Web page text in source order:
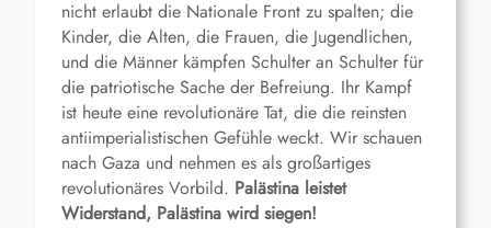
nicht erlaubt die Nationale Front zu spalten; die
Kinder, die Alten, die Frauen, die Jugendlichen,
und die Männer kämpfen Schulter an Schulter für
die patriotische Sache der Befreiung. Ihr Kampf
ist heute eine revolutionäre Tat, die die reinsten
antiimperialistischen Gefühle weckt. Wir schauen
nach Gaza und nehmen es als großartiges
revolutionäres Vorbild. Palästina leistet
Widerstand, Palästina wird siegen!